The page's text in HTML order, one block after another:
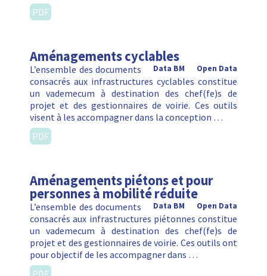
PDF
Aménagements cyclables
Open Data
Data BM
L’ensemble des documents
consacrés aux infrastructures cyclables constitue
un vademecum à destination des chef(fe)s de
projet et des gestionnaires de voirie. Ces outils
visent à les accompagner dans la conception …
PDF
Aménagements piétons et pour
personnes à mobilité réduite
Open Data
Data BM
L’ensemble des documents
consacrés aux infrastructures piétonnes constitue
un vademecum à destination des chef(fe)s de
projet et des gestionnaires de voirie. Ces outils ont
pour objectif de les accompagner dans …